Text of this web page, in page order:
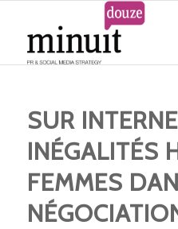
SUR
INÉGALITÉS
FEMMES